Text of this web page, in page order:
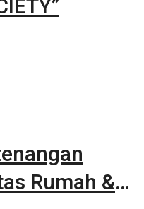
Rumah &